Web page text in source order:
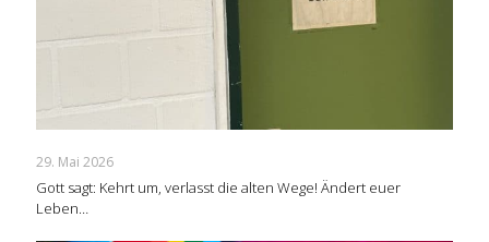
29. Mai 2026
Gott sagt: Kehrt um, verlasst die alten Wege! Ändert euer
Leben…